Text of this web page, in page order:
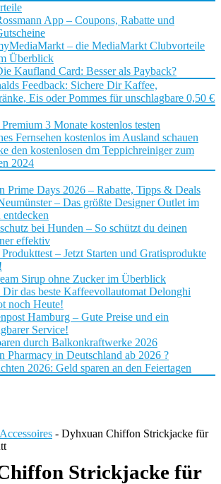
App – Coupons, Rabatte und
– die MediaMarkt Clubvorteile
Überblick
Kaufland Card: Besser als Payback?
Feedback: Sichere Dir Kaffee,
Eis oder Pommes für unschlagbare 0,50 €
3 Monate kostenlos testen
Fernsehen kostenlos im Ausland schauen
den kostenlosen dm Teppichreiniger zum
2024
Prime Days 2026 – Rabatte, Tipps & Deals
– Das größte Designer Outlet im
bei Hunden – So schützt du deinen
effektiv
– Jetzt Starten und Gratisprodukte
Sirup ohne Zucker im Überblick
Dir das beste Kaffeevollautomat Delonghi
noch Heute!
Hamburg – Gute Preise und ein
Service!
durch Balkonkraftwerke 2026
Pharmacy in Deutschland ab 2026 ?
2026: Geld sparen an den Feiertagen
- Dyhxuan Chiffon Strickjacke für
Strickjacke für